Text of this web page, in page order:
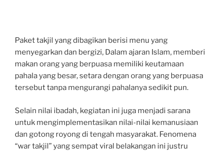
Paket takjil yang dibagikan berisi menu yang
menyegarkan dan bergizi, Dalam ajaran Islam, memberi
makan orang yang berpuasa memiliki keutamaan
pahala yang besar, setara dengan orang yang berpuasa
tersebut tanpa mengurangi pahalanya sedikit pun.
Selain nilai ibadah, kegiatan ini juga menjadi sarana
untuk mengimplementasikan nilai-nilai kemanusiaan
dan gotong royong di tengah masyarakat. Fenomena
“war takjil” yang sempat viral belakangan ini justru